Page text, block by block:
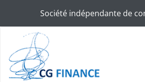
Société indépendante de